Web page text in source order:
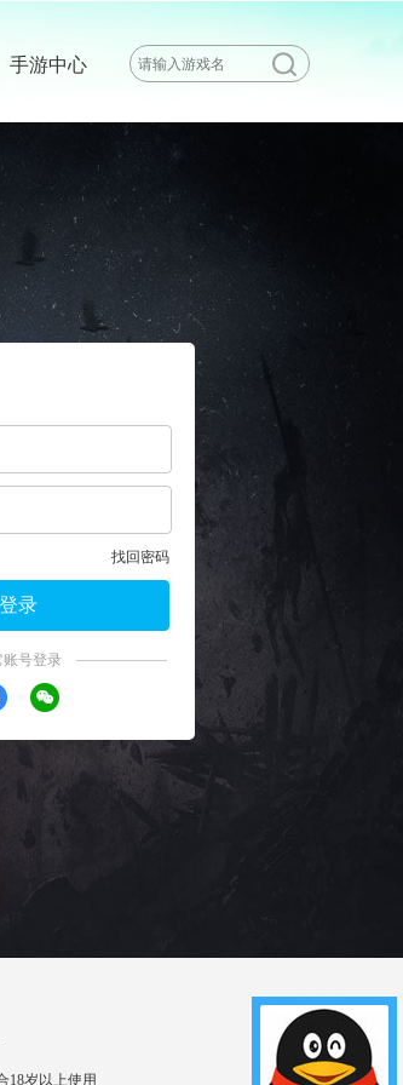
手游中心
找回密码
登录
账号登录
18岁以上使用